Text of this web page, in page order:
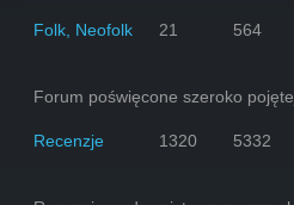
Folk, Neofolk 21 564
Forum poświęcone szeroko
Recenzje 1320 5332